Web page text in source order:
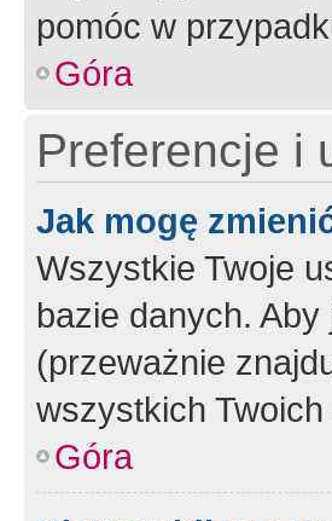
pomóc w
Góra
Preferencje i
Jak mogę
Wszystkie Twoje
bazie danych.
(przeważnie
wszystkich
Góra